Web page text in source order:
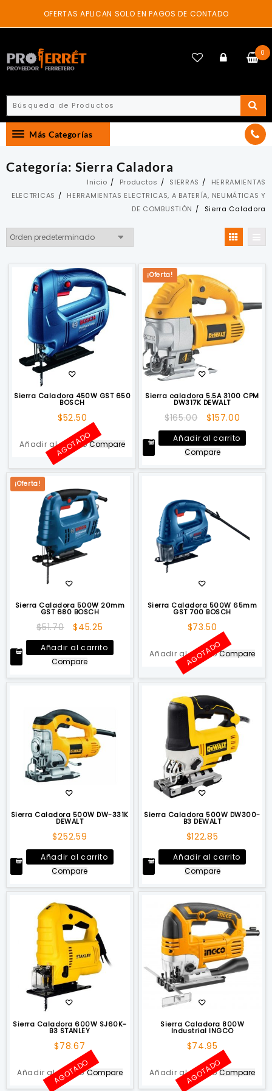
content
OFERTAS APLICAN SOLO EN PAGOS DE CONTADO
0
Más Categorías
Categoría: Sierra Caladora
Inicio Productos SIERRAS
HERRAMIENTAS
ELECTRICAS
HERRAMIENTAS ELECTRICAS, A BATERÍA, NEUMÁTICAS Y
DE COMBUSTIÓN
Sierra Caladora
Sierra Caladora 450W GST 650
BOSCH
$52.50
Añadir al carrito
AGOTADOCompare
¡Oferta!
Sierra caladora 5.5A 3100 CPM
DW317K DEWALT
$165.00
El
precio
original
era:
$165.00.
$157.00
precio
actual
Añadir al carrito
Compare
¡Oferta!
Sierra Caladora 500W 20mm
GST 680 BOSCH
$51.70
El
precio
original
era:
$51.70.
$45.25
precio
actual
$45.25.
Añadir al carrito
Compare
Sierra Caladora 500W 65mm
GST 700 BOSCH
$73.50
Añadir al carrito
AGOTADOCompare
Sierra Caladora 500W DW-331K
DEWALT
$252.59
Añadir al carrito
Compare
Sierra Caladora 500W DW300-
B3 DEWALT
$122.85
Añadir al carrito
Compare
Sierra Caladora 600W SJ60K-
B3 STANLEY
$78.67
Añadir al carrito
AGOTADOCompare
Sierra Caladora 800W
Industrial INGCO
$74.95
Añadir al carrito
AGOTADOCompare